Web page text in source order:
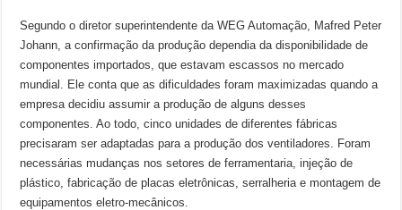
Segundo o diretor superintendente da WEG Automação, Mafred Peter
Johann, a confirmação da produção dependia da disponibilidade de
componentes importados, que estavam escassos no mercado
mundial. Ele conta que as dificuldades foram maximizadas quando a
empresa decidiu assumir a produção de alguns desses
componentes. Ao todo, cinco unidades de diferentes fábricas
precisaram ser adaptadas para a produção dos ventiladores. Foram
necessárias mudanças nos setores de ferramentaria, injeção de
plástico, fabricação de placas eletrônicas, serralheria e montagem de
equipamentos eletro-mecânicos.